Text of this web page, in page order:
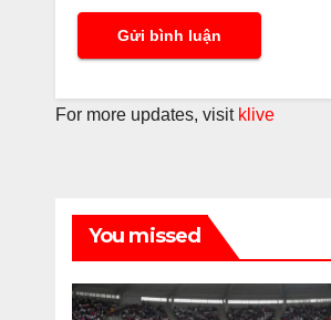
For more updates, visit klive
You missed